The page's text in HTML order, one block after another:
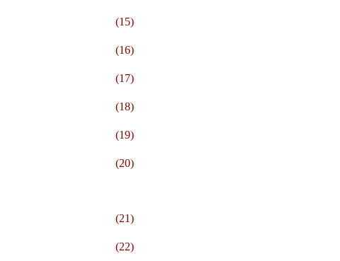
(15)
(16)
(17)
(18)
(19)
(20)
(21)
(22)